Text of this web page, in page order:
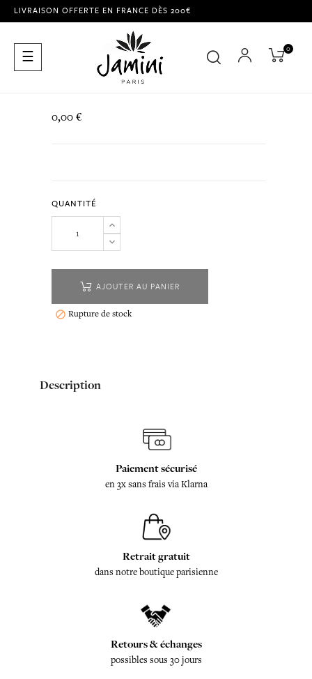
LIVRAISON OFFERTE EN FRANCE DÈS 200€
Basculer
la
☰ 0
0,00 €
QUANTITÉ
AJOUTER AU PANIER
 Rupture de stock
Description
Paiement sécurisé
en 3x sans frais via Klarna
Retrait gratuit
dans notre boutique parisienne
Retours & échanges
possibles sous 30 jours